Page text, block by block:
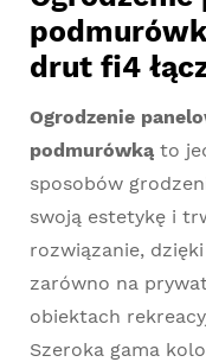
drut fi4
Ogrodzenie
podmurówką to
sposobów
swoją estetykę i
rozwiązanie,
zarówno na
obiektach
Szeroka gama